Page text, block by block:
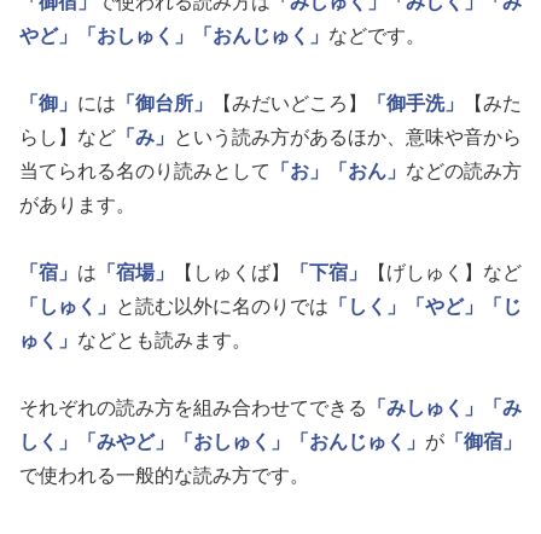
やど」
「おしゅく」 「おんじゅく」 などです。
「御」 には 「御台所」 【みだいどころ】 「御手洗」
【みた
らし】など 「み」
という読み方があるほか、意味や音から
当てられる名のり読みとして
「お」 「おん」 などの読み方
があります。
「宿」 は 「宿場」 【しゅくば】 「下宿」
【げしゅく】など
「しゅく」
と読む以外に名のりでは 「しく」 「やど」
「じ
ゅく」 などとも読みます。
それぞれの読み方を組み合わせてできる 「みしゅく」
「み
しく」
「みやど」 「おしゅく」 「おんじゅく」 が 「御宿」
で使われる一般的な読み方です。